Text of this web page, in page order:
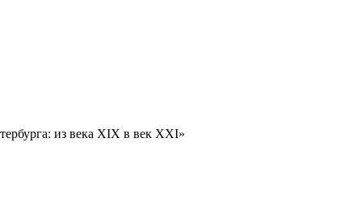
из века XIX в век XXI»